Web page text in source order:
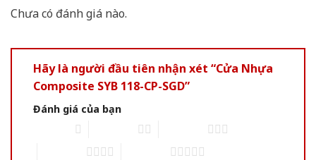
Chưa có đánh giá nào.
Hãy là người đầu tiên nhận xét “Cửa Nhựa
Composite SYB 118-CP-SGD”
Đánh giá của bạn